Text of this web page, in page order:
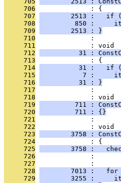
     706
              : {
     707
2513 :   if
     708
850 :
     709
        2513 : }
     710
              :
     711
              : void
     712
31 :
     713
              : {
     714
31 :   if
     715
7 :
     716
          31 : }
     717
              :
     718
              : void
     719
711 :
     720
         711 : {}
     721
              :
     722
              : void
     723
3758 :
     724
              : {
     725
3758 :
     726
:
     727
              :
     728
7013 :   for
     729
3255 :